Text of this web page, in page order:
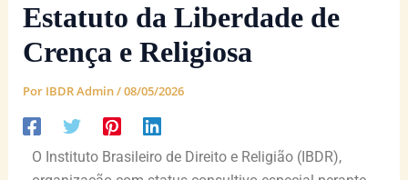
Estatuto da Liberdade de
Crença e Religiosa
Por IBDR Admin/08/05/2026
O Instituto Brasileiro de Direito e Religião (IBDR),